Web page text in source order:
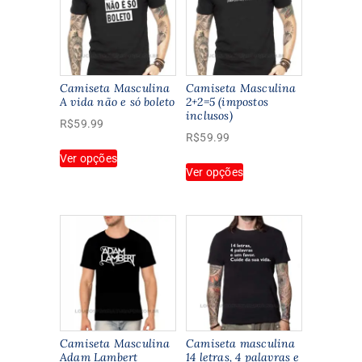
Camiseta Masculina
A vida não e só boleto
R$59.99
Ver opçõesproduto
variantes.
As
opções
podem
escolhidas
na
página
do
Camiseta Masculina
2+2=5 (impostos
inclusos)
R$59.99
Ver opçõesproduto
várias
variantes.
As
opções
podem
escolhidas
página
Camiseta Masculina
Adam Lambert
Camiseta masculina
14 letras, 4 palavras e